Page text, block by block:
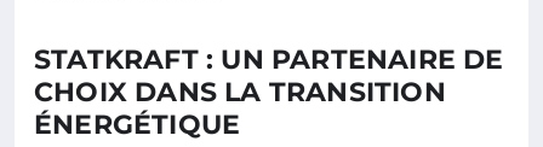
STATKRAFT : UN PARTENAIRE DE
CHOIX DANS LA TRANSITION
ÉNERGÉTIQUE